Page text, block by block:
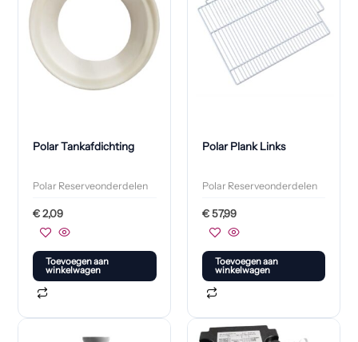
Polar Tankafdichting
Polar Reserveonderdelen
€2,09
Toevoegen aan
winkelwagen
Polar Plank Links
Polar Reserveonderdelen
€57,99
Toevoegen aan
winkelwagen